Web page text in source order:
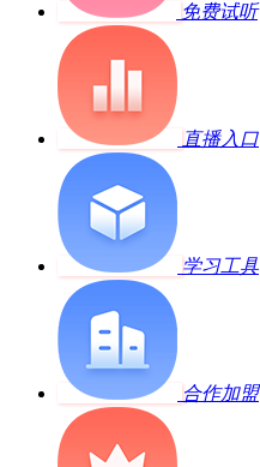
免费试听
直播入口
学习工具
合作加盟